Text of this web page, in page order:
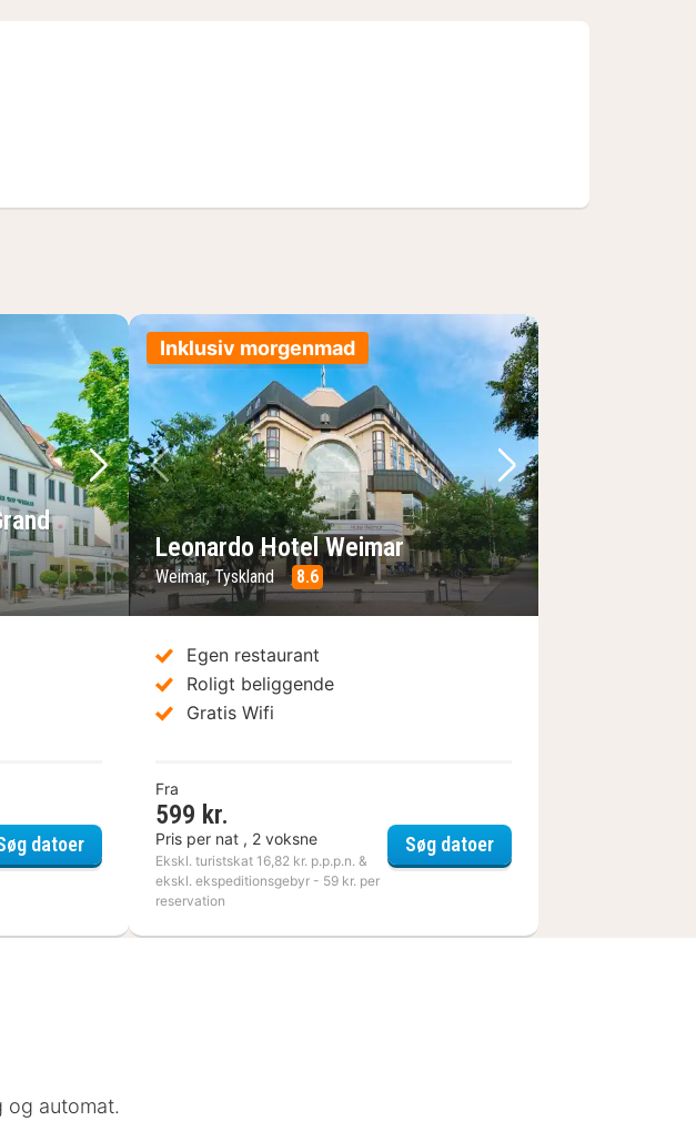
Næste billede
datoerBest Western Premier Grand Hotel Russischer Hof
Inklusiv morgenmad
Forrige billede
Næste billede
Leonardo Hotel Weimar
Weimar, Tyskland 8.6
Egen restaurant
Roligt beliggende
Gratis Wifi
Fra
599 kr.
Pris per nat , 2 voksne
Ekskl. turistskat 16,82 kr. p.p.p.n. &
ekskl. ekspeditionsgebyr - 59 kr. per
reservation
Søg datoerLeonardo Hotel Weimar
og automat.